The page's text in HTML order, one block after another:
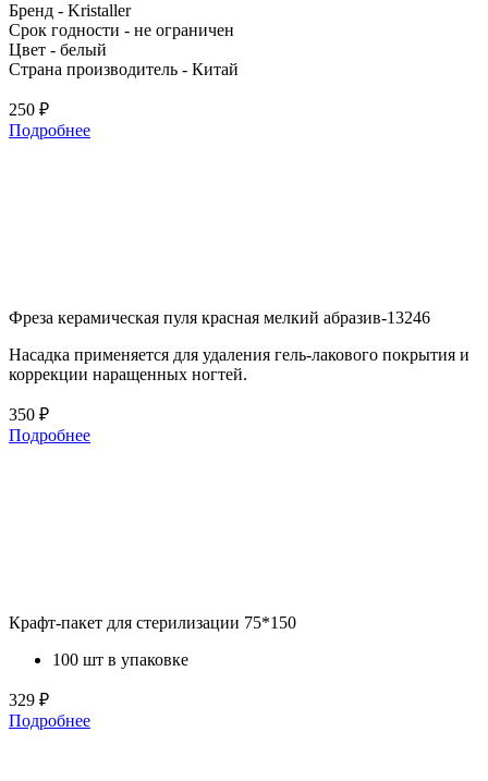
Бренд - Kristaller
Срок годности - не ограничен
Цвет - белый
Страна производитель - Китай
250 ₽
Подробнее
Фреза керамическая пуля красная мелкий абразив-13246
Насадка применяется для удаления гель-лакового покрытия и
коррекции наращенных ногтей.
350 ₽
Подробнее
Крафт-пакет для стерилизации 75*150
100 шт в упаковке
329 ₽
Подробнее